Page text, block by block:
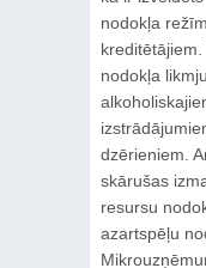
nodokļa
nodokļa
dzērieniem.
skārušas
resursu
azartspēļu